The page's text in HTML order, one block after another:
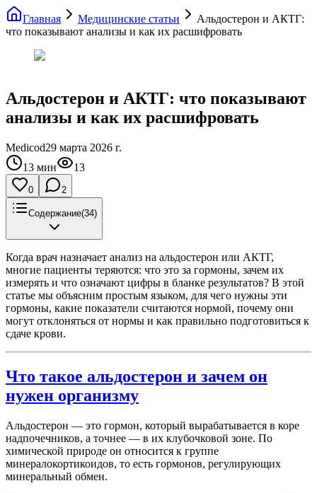
Главная Медицинские статьи
Альдостерон и АКТГ:
что показывают анализы и как их расшифровать
Альдостерон и АКТГ: что показывают
анализы и как их расшифровать
Medicod29 марта 2026 г.
13 мин 13
0 2
Содержание(34)
Когда врач назначает анализ на альдостерон или АКТГ,
многие пациенты теряются: что это за гормоны, зачем их
измерять и что означают цифры в бланке результатов? В этой
статье мы объясним простым языком, для чего нужны эти
гормоны, какие показатели считаются нормой, почему они
могут отклоняться от нормы и как правильно подготовиться к
сдаче крови.
Что такое альдостерон и зачем он
нужен организму
Альдостерон — это гормон, который вырабатывается в коре
надпочечников, а точнее — в их клубочковой зоне. По
химической природе он относится к группе
минералокортикоидов, то есть гормонов, регулирующих
минеральный обмен.